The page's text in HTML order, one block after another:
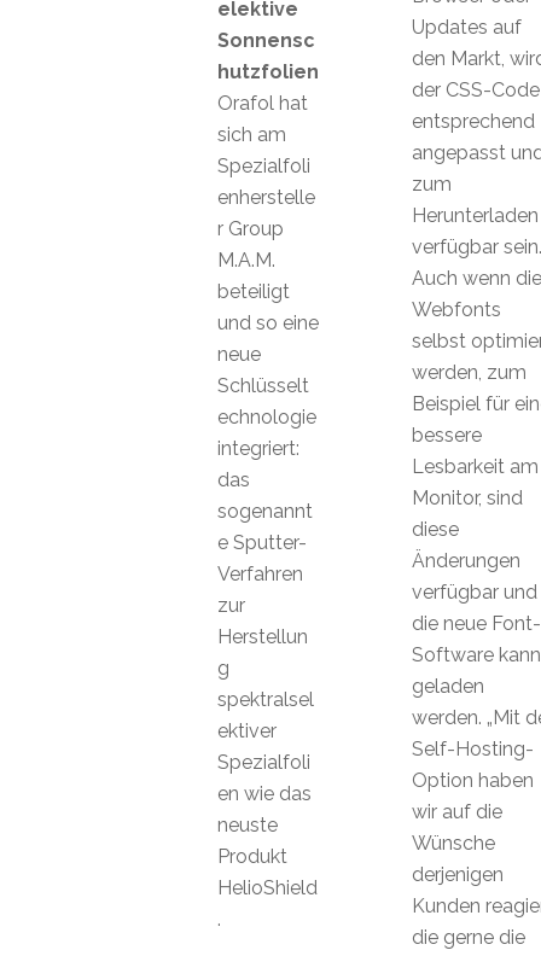
Updates auf
den Markt,
der CSS-Code
entsprechend
angepasst
zum
Herunterladen
verfügbar sein.
Auch wenn die
Webfonts
selbst
werden, zum
Beispiel für
bessere
Lesbarkeit am
Monitor, sind
diese
Änderungen
verfügbar und
die neue Font-
Software kann
geladen
werden. „Mit
Self-Hosting-
Option haben
wir auf die
Wünsche
derjenigen
Kunden
die gerne die
elektive
Sonnensc
hutzfolien
Orafol hat
sich am
Spezialfoli
enherstelle
r Group
M.A.M.
beteiligt
und so eine
neue
Schlüsselt
echnologie
integriert:
das
sogenannt
e Sputter-
Verfahren
zur
Herstellun
g
spektralsel
ektiver
Spezialfoli
en wie das
neuste
Produkt
HelioShield
.